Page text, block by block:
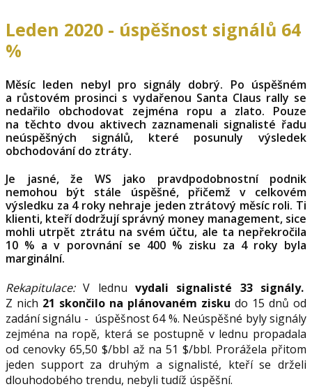
Leden 2020 - úspěšnost signálů 64
%
Měsíc leden nebyl pro signály dobrý. Po úspěšném
a růstovém prosinci s vydařenou Santa Claus rally se
nedařilo obchodovat zejména ropu a zlato. Pouze
na těchto dvou aktivech zaznamenali signalisté řadu
neúspěšných signálů, které posunuly výsledek
obchodování do ztráty.
Je jasné, že WS jako pravdpodobnostní podnik
nemohou být stále úspěšné, přičemž v celkovém
výsledku za 4 roky nehraje jeden ztrátový měsíc roli. Ti
klienti, kteří dodržují správný money management, sice
mohli utrpět ztrátu na svém účtu, ale ta nepřekročila
10 % a v porovnání se 400 % zisku za 4 roky byla
marginální.
Rekapitulace:V lednu vydali signalisté 33 signály.
Z nich 21 skončilo na plánovaném zisku do 15 dnů od
zadání signálu - úspěšnost 64 %. Neúspěšné byly signály
zejména na ropě, která se postupně v lednu propadala
od cenovky 65,50 $/bbl až na 51 $/bbl. Prorážela přitom
jeden support za druhým a signalisté, kteří se drželi
dlouhodobého trendu, nebyli tudíž úspěšní.